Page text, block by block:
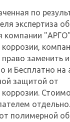
по
экспертиза
компании
коррозии,
заменить
и Бесплатно на
защитой от
полимерной